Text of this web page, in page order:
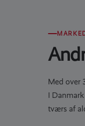
Med over
I
tværs af